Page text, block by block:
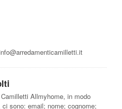
Allmyhome, in modo
sono: email; nome; cognome;